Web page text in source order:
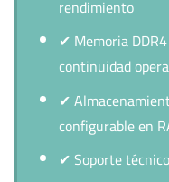
rendimiento
✔ Memoria
continuidad
✔
configurable en
✔Soporte